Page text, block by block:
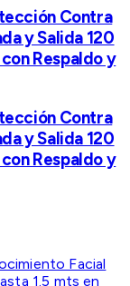
Contra
y Salida 120
Respaldo y
Contra
y Salida 120
Respaldo y